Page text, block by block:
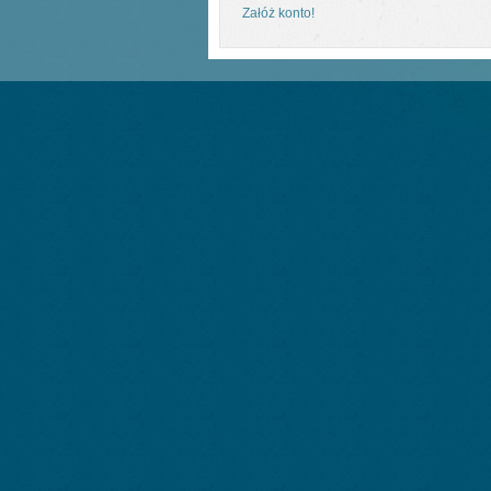
Załóż konto!